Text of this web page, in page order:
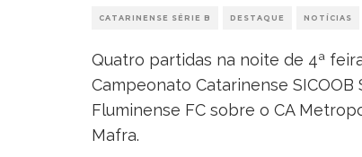
CATARINENSE SÉRIE B DESTAQUE NOTÍCIAS
Quatro partidas na noite de 4ª
Campeonato Catarinense
Fluminense FC sobre o CA
Mafra.